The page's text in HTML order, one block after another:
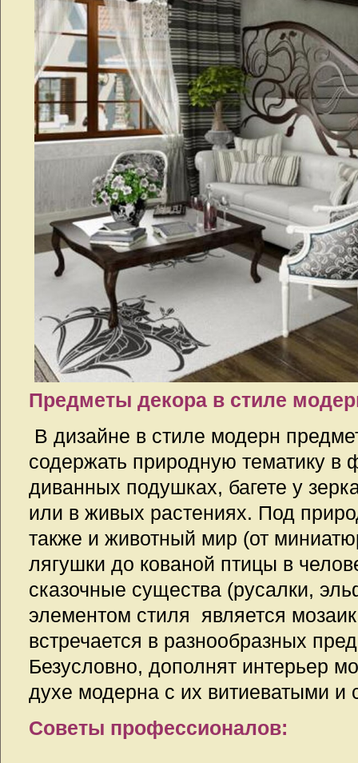
Предметы декора в стиле
В дизайне в стиле модерн
содержать природную тематику в
диванных подушках, багете у
или в живых растениях. Под
также и животный мир (от
лягушки до кованой птицы в
сказочные существа (русалки,
элементом стиля является
встречается в разнообразных
Безусловно, дополнят интерьер
духе модерна с их витиеватыми
Советы профессионалов: